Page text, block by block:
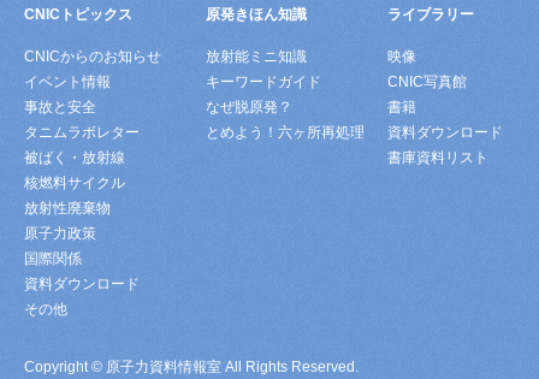
CNICトピックス
CNICからのお知らせ
イベント情報
事故と安全
タニムラボレター
被ばく・放射線
核燃料サイクル
放射性廃棄物
原子力政策
国際関係
資料ダウンロード
その他
原発きほん知識
放射能ミニ知識
キーワードガイド
なぜ脱原発？
とめよう！六ヶ所再処理
ライブラリー
映像
CNIC写真館
書籍
資料ダウンロード
書庫資料リスト
Copyright © 原子力資料情報室 All Rights Reserved.